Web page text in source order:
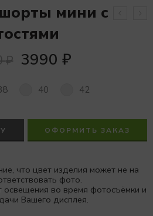
мини с
₽ 3990 ₽
40 42
ОФОРМИТЬ ЗАКАЗ
что цвет изделия может не на
фото.
освещения во время фотосъёмки и
Вашего дисплея.